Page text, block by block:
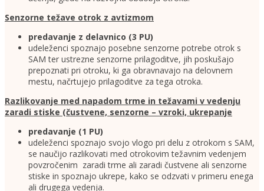
Senzorne težave otrok z avtizmom
predavanje z delavnico (3 PU)
udeleženci spoznajo posebne senzorne potrebe otrok s
SAM ter ustrezne senzorne prilagoditve, jih poskušajo
prepoznati pri otroku, ki ga obravnavajo na delovnem
mestu, načrtujejo prilagoditve za tega otroka.
Razlikovanje med napadom trme in težavami v vedenju
zaradi stiske (čustvene, senzorne – vzroki, ukrepanje
predavanje (1 PU)
udeleženci spoznajo svojo vlogo pri delu z otrokom s SAM,
se naučijo razlikovati med otrokovim težavnim vedenjem
povzročenim zaradi trme ali zaradi čustvene ali senzorne
stiske in spoznajo ukrepe, kako se odzvati v primeru enega
ali drugega vedenja.